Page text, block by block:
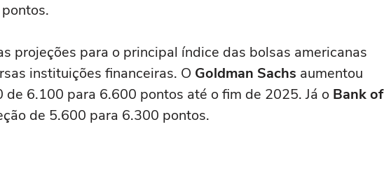
projeções para o principal índice das bolsas americanas
instituições financeiras. O Goldman Sachs aumentou
de 6.100 para 6.600 pontos até o fim de 2025. Já o Bank of
de 5.600 para 6.300 pontos.